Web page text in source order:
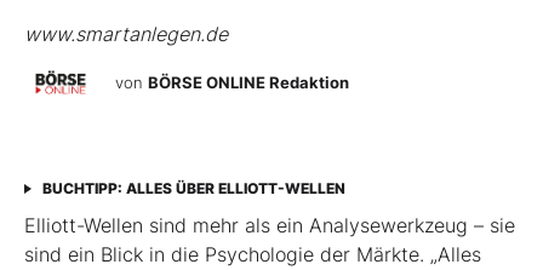
www.smartanlegen.de
von BÖRSE ONLINE Redaktion
BUCHTIPP: ALLES ÜBER ELLIOTT-WELLEN
Elliott-Wellen sind mehr als ein Analysewerkzeug – sie
sind ein Blick in die Psychologie der Märkte. „Alles